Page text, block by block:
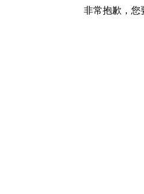
非常抱歉，您